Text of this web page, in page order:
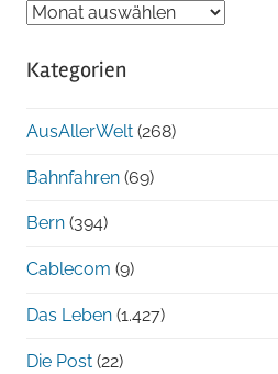
Blog-
chronologisch
Kategorien
AusAllerWelt (268)
Bahnfahren (69)
Bern (394)
Cablecom (9)
Das Leben (1.427)
Die Post (22)